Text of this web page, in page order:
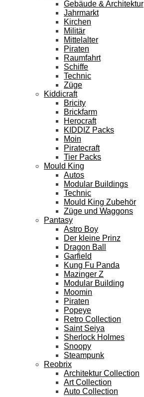
Gebäude & Architektur
Jahrmarkt
Kirchen
Militär
Mittelalter
Piraten
Raumfahrt
Schiffe
Technic
Züge
Kiddicraft
Bricity
Brickfarm
Herocraft
KIDDIZ Packs
Moin
Piratecraft
Tier Packs
Mould King
Autos
Modular Buildings
Technic
Mould King Zubehör
Züge und Waggons
Pantasy
Astro Boy
Der kleine Prinz
Dragon Ball
Garfield
Kung Fu Panda
Mazinger Z
Modular Building
Moomin
Piraten
Popeye
Retro Collection
Saint Seiya
Sherlock Holmes
Snoopy
Steampunk
Reobrix
Architektur Collection
Art Collection
Auto Collection